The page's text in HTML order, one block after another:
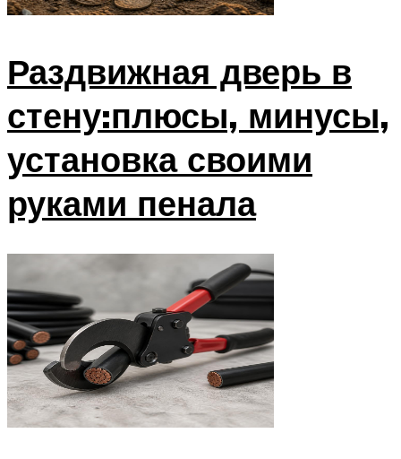
Раздвижная дверь в
стену:плюсы, минусы,
установка своими
руками пенала